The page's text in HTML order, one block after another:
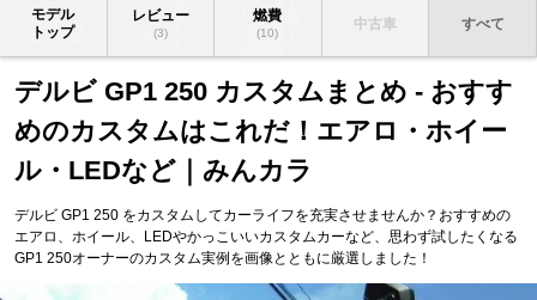
モデル
トップ
レビュー
(3)
燃費
(10)
中古車 すべて
デルビ GP1 250 カスタムまとめ - おすす
めのカスタムはこれだ！エアロ・ホイー
ル・LEDなど｜みんカラ
デルビ GP1 250 をカスタムしてカーライフを充実させませんか？おすすめの
エアロ、ホイール、LEDやかっこいいカスタムカーなど、思わず試したくなる
GP1 250オーナーのカスタム実例を画像とともに厳選しました！